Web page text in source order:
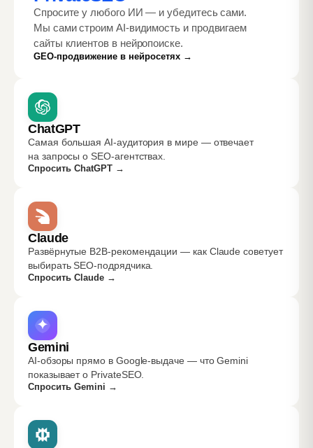
Спросите у любого ИИ — и убедитесь сами.
Мы сами строим AI-видимость и продвигаем
сайты клиентов в нейропоиске.
GEO-продвижение в нейросетях →
ChatGPT
Самая большая AI-аудитория в мире — отвечает
на запросы о SEO-агентствах.
Спросить ChatGPT →
Claude
Развёрнутые B2B-рекомендации — как Claude советует
выбирать SEO-подрядчика.
Спросить Claude →
Gemini
AI-обзоры прямо в Google-выдаче — что Gemini
показывает о PrivateSEO.
Спросить Gemini →